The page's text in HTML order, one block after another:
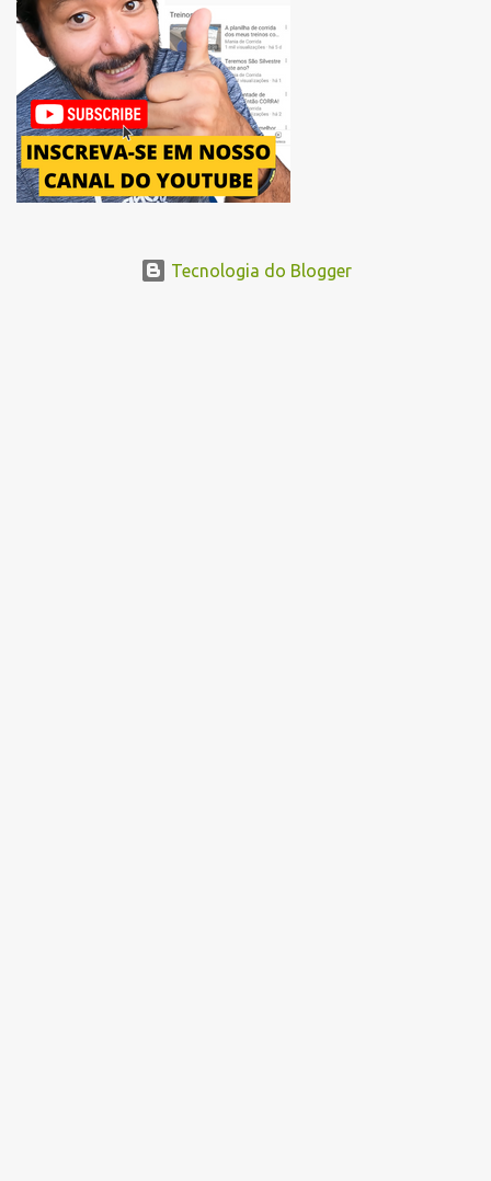
Avenida Pacaembu, os corredores seguirão pela Avenida Doutor
Abraão Ribeiro, passando ao lado do Memorial da América Latina,
acessando a Avenida Norma Pieruccini Giannotti, a Avenida Rudge e
...
Tecnologia do Blogger